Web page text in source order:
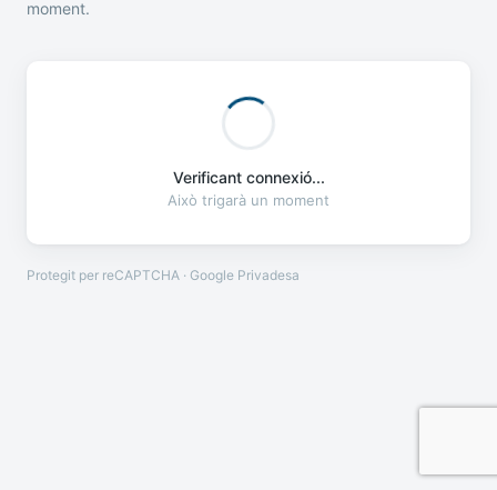
moment.
Verificant connexió...
Això trigarà un moment
Protegit per reCAPTCHA · Google Privadesa